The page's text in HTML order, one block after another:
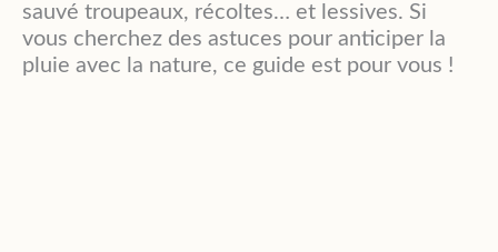
sauvé troupeaux, récoltes… et lessives. Si
vous cherchez des astuces pour anticiper la
pluie avec la nature, ce guide est pour vous !